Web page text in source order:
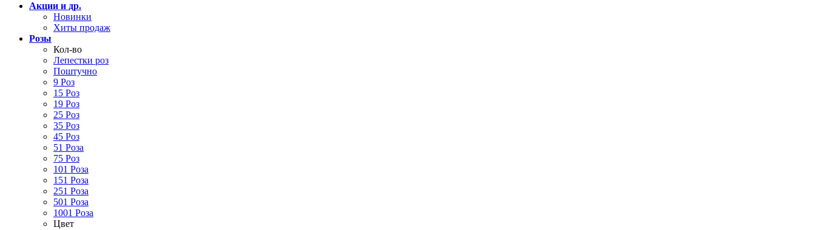
Акции и др.
Новинки
Хиты продаж
Розы
Кол-во
Лепестки роз
Поштучно
9 Роз
15 Роз
19 Роз
25 Роз
35 Роз
45 Роз
51 Роза
75 Роз
101 Роза
151 Роза
251 Роза
501 Роза
1001 Роза
Цвет